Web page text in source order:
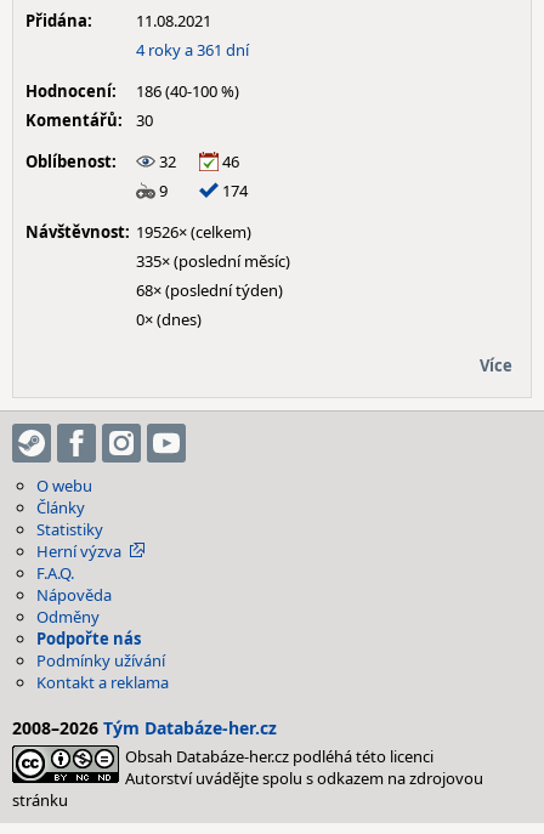
Přidána:
11.08.2021
4 roky a 361 dní
Hodnocení:
186 (40-100 %)
Komentářů:
30
Oblíbenost:
32
46
9
174
Návštěvnost: 19526× (celkem)
335× (poslední měsíc)
68× (poslední týden)
0× (dnes)
Více
O webu
Články
Statistiky
Herní výzva
F.A.Q.
Nápověda
Odměny
Podpořte nás
Podmínky užívání
Kontakt a reklama
2008–2026 Tým Databáze-her.cz
Obsah Databáze-her.cz podléhá této licenci
Autorství uvádějte spolu s odkazem na zdrojovou
stránku